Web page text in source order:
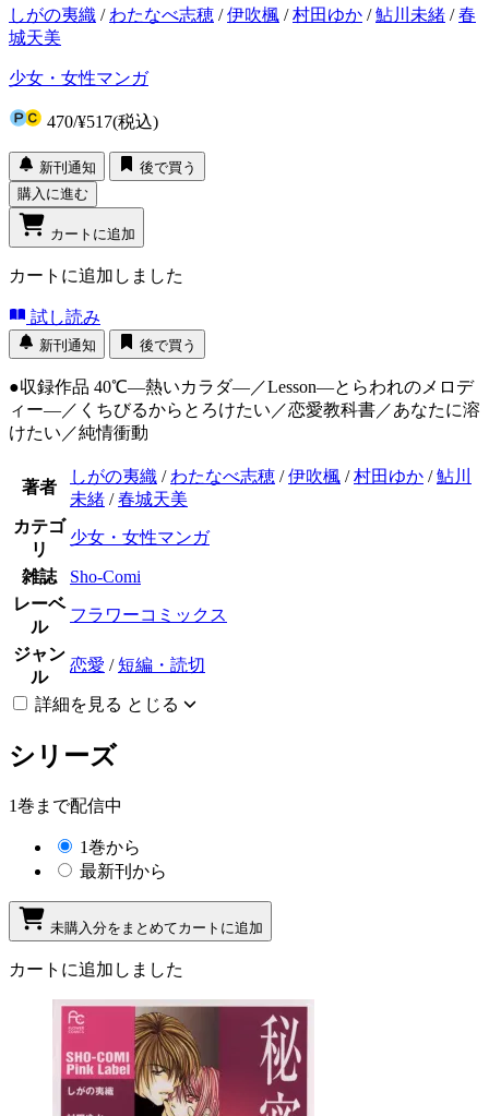
しがの夷織 / わたなべ志穂 /伊吹楓 /村田ゆか /鮎川未緒 /春
城天美
少女・女性マンガ
470/¥517(税込)
新刊通知
後で買う
購入に進む
カートに追加
カートに追加しました
試し読み
新刊通知 後で買う
●収録作品 40℃―熱いカラダ―／Lesson―とらわれのメロデ
ィー―／くちびるからとろけたい／恋愛教科書／あなたに溶
けたい／純情衝動
著者
しがの夷織 / わたなべ志穂 /伊吹楓 /村田ゆか /鮎川
未緒 /春城天美
カテゴ
リ
少女・女性マンガ
雑誌
Sho-Comi
レーベ
ル
フラワーコミックス
ジャン
ル
恋愛 /短編・読切
詳細を見る とじる
シリーズ
1巻まで配信中
1巻から
最新刊から
未購入分をまとめてカートに追加
カートに追加しました